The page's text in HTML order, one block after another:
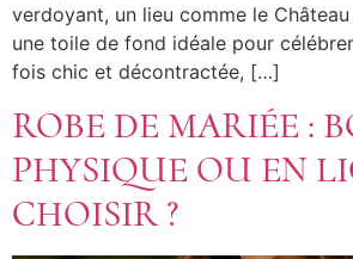
verdoyant, un lieu comme le
une toile de fond idéale pour
fois chic et décontractée, […]
ROBE DE MARIÉE :
PHYSIQUE OU EN
CHOISIR ?